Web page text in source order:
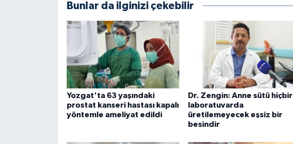
Bunlar da ilginizi çekebilir
Yozgat'ta 63 yaşındaki
prostat kanseri hastası kapalı
yöntemle ameliyat edildi
Dr. Zengin: Anne sütü hiçbir
laboratuvarda
üretilemeyecek eşsiz bir
besindir